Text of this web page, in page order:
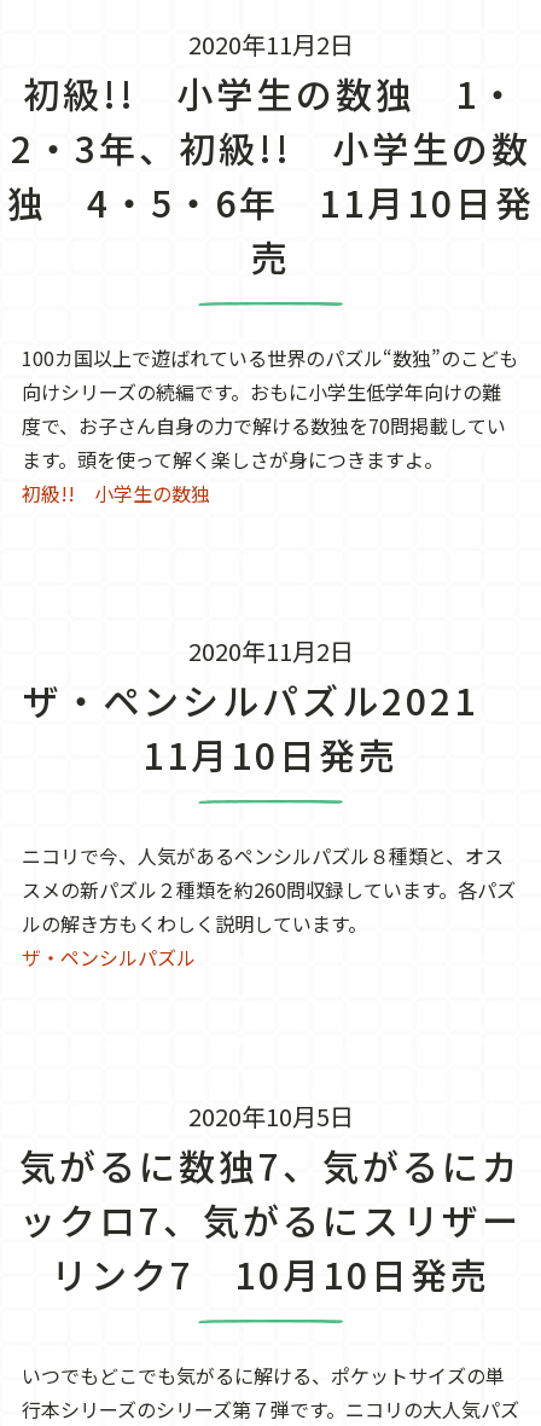
2020年11月2日
初級!! 小学生の数独 1・
2・3年、初級!! 小学生の数
独 4・5・6年 11月10日発
売
100カ国以上で遊ばれている世界のパズル“数独”のこども
向けシリーズの続編です。おもに小学生低学年向けの難
度で、お子さん自身の力で解ける数独を70問掲載してい
ます。頭を使って解く楽しさが身につきますよ。
初級!! 小学生の数独
2020年11月2日
ザ・ペンシルパズル2021
11月10日発売
ニコリで今、人気があるペンシルパズル８種類と、オス
スメの新パズル２種類を約260問収録しています。各パズ
ルの解き方もくわしく説明しています。
ザ・ペンシルパズル
2020年10月5日
気がるに数独7、気がるにカ
ックロ7、気がるにスリザー
リンク7 10月10日発売
いつでもどこでも気がるに解ける、ポケットサイズの単
行本シリーズのシリーズ第７弾です。ニコリの大人気パズ